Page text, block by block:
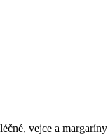
vejce a margaríny